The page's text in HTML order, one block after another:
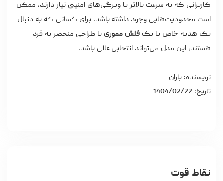
کاربرانی که به سرعت بالاتر یا ویژگی‌های امنیتی نیاز دارند، ممکن
است محدودیت‌هایی وجود داشته باشد. برای کسانی که به دنبال
یک هدیه خاص یا یک فلش مموری با طراحی منحصر به فرد
هستند، این مدل می‌تواند انتخابی عالی باشد.
نویسنده: باران
تاریخ: 1404/02/22
نقاط قوت